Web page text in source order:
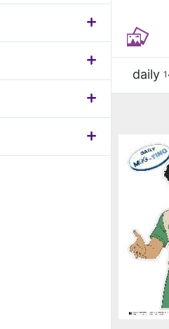
daily